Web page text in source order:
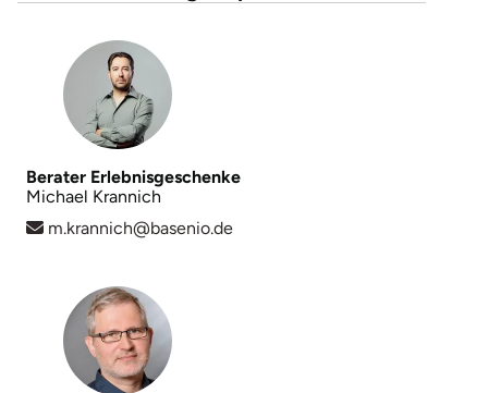
Berater Erlebnisgeschenke
Michael Krannich
m.krannich@basenio.de